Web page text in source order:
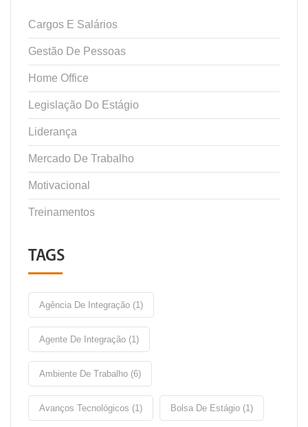
Cargos E Salários
Gestão De Pessoas
Home Office
Legislação Do Estágio
Liderança
Mercado De Trabalho
Motivacional
Treinamentos
TAGS
Agência De Integração (1)
Agente De Integração (1)
Ambiente De Trabalho (6)
Avanços Tecnológicos (1) Bolsa De Estágio (1)